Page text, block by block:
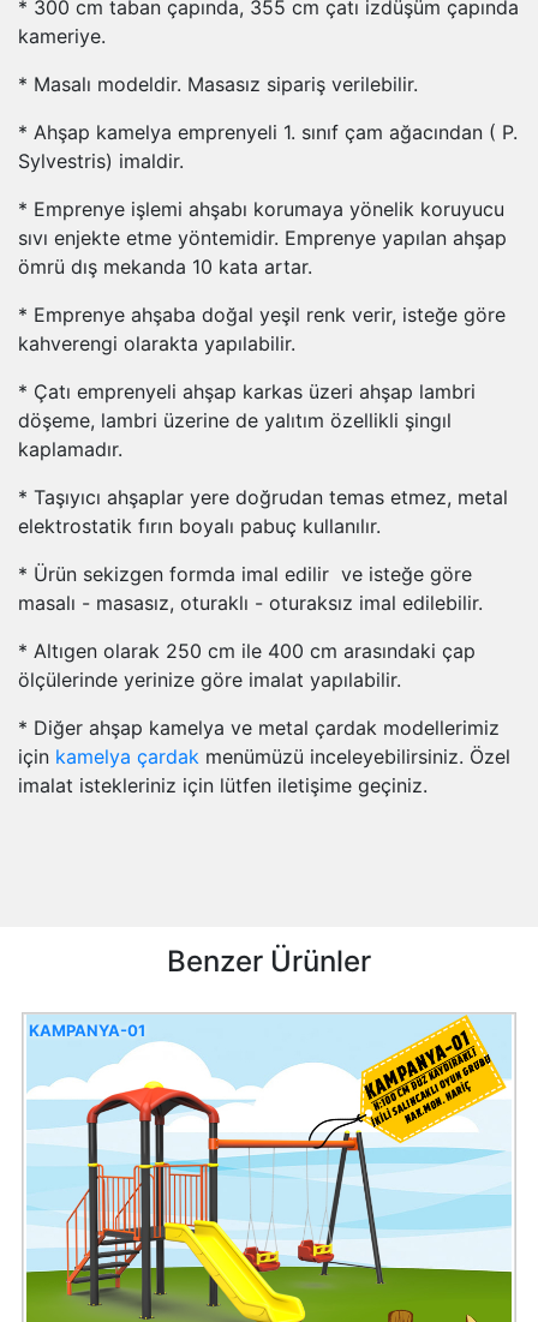
* 300 cm taban çapında, 355 cm çatı izdüşüm çapında
kameriye.
* Masalı modeldir. Masasız sipariş verilebilir.
* Ahşap kamelya emprenyeli 1. sınıf çam ağacından ( P.
Sylvestris) imaldir.
* Emprenye işlemi ahşabı korumaya yönelik koruyucu
sıvı enjekte etme yöntemidir. Emprenye yapılan ahşap
ömrü dış mekanda 10 kata artar.
* Emprenye ahşaba doğal yeşil renk verir, isteğe göre
kahverengi olarakta yapılabilir.
* Çatı emprenyeli ahşap karkas üzeri ahşap lambri
döşeme, lambri üzerine de yalıtım özellikli şingıl
kaplamadır.
* Taşıyıcı ahşaplar yere doğrudan temas etmez, metal
elektrostatik fırın boyalı pabuç kullanılır.
* Ürün sekizgen formda imal edilir ve isteğe göre
masalı - masasız, oturaklı - oturaksız imal edilebilir.
* Altıgen olarak 250 cm ile 400 cm arasındaki çap
ölçülerinde yerinize göre imalat yapılabilir.
* Diğer ahşap kamelya ve metal çardak modellerimiz
için kamelya çardak menümüzü inceleyebilirsiniz. Özel
imalat istekleriniz için lütfen iletişime geçiniz.
Benzer Ürünler
KAMPANYA-01